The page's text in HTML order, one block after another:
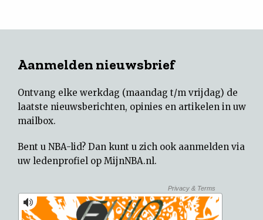
Aanmelden nieuwsbrief
Ontvang elke werkdag (maandag t/m vrijdag) de
laatste nieuwsberichten, opinies en artikelen in uw
mailbox.
Bent u NBA-lid? Dan kunt u zich ook aanmelden via
uw ledenprofiel op MijnNBA.nl.